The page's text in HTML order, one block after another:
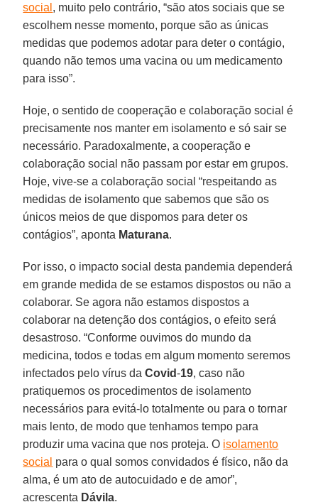
social , muito pelo contrário, “são atos sociais que se
escolhem nesse momento, porque são as únicas
medidas que podemos adotar para deter o contágio,
quando não temos uma vacina ou um medicamento
para isso”.
Hoje, o sentido de cooperação e colaboração social é
precisamente nos manter em isolamento e só sair se
necessário. Paradoxalmente, a cooperação e
colaboração social não passam por estar em grupos.
Hoje, vive-se a colaboração social “respeitando as
medidas de isolamento que sabemos que são os
únicos meios de que dispomos para deter os
contágios”, aponta Maturana.
Por isso, o impacto social desta pandemia dependerá
em grande medida de se estamos dispostos ou não a
colaborar. Se agora não estamos dispostos a
colaborar na detenção dos contágios, o efeito será
desastroso. “Conforme ouvimos do mundo da
medicina, todos e todas em algum momento seremos
infectados pelo vírus daCovid-19, caso não
pratiquemos os procedimentos de isolamento
necessários para evitá-lo totalmente ou para o tornar
mais lento, de modo que tenhamos tempo para
produzir uma vacina que nos proteja. O isolamento
social para o qual somos convidados é físico, não da
alma, é um ato de autocuidado e de amor”,
acrescenta Dávila.